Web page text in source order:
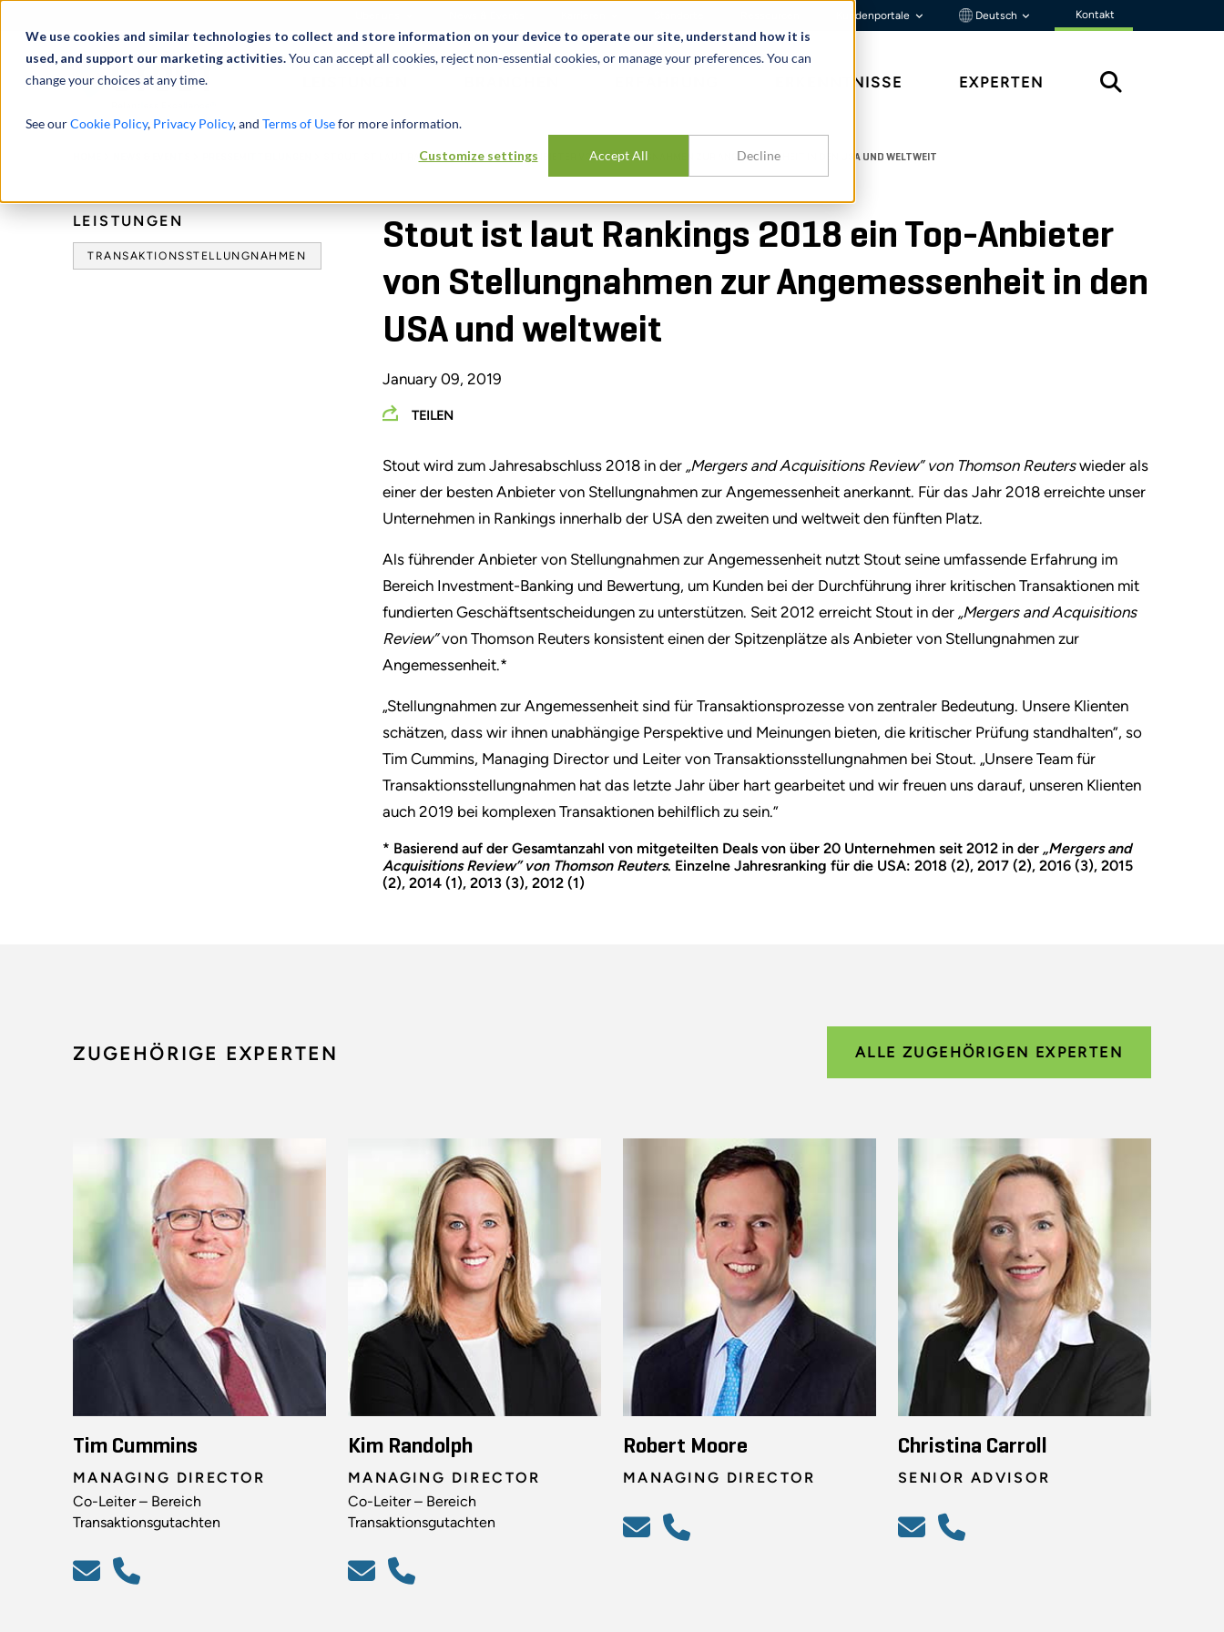
We use cookies and similar technologies to collect and store information on your device to operate our site, understand how it is
used, and support our marketing activities.You can accept all cookies, reject non-essential cookies, or manage your preferences. You can
change your choices at any time.
See ourCookie Policy, Privacy Policy, and Terms of Usefor more information.
Customize settings Accept All Decline
Kundenportale Deutsch Kontakt
ERKENNTNISSE EXPERTEN
STOUT IST LAUT RANKINGS 2018 EIN TOP-ANBIETER VON STELLUNGNAHMEN ZUR ANGEMESSENHEIT IN DEN USA UND WELTWEIT
LEISTUNGEN
TRANSAKTIONSSTELLUNGNAHMEN
Stout ist laut Rankings 2018 ein Top-Anbieter
von Stellungnahmen zur Angemessenheit in den
USA und weltweit
January 09, 2019
TEILEN
Stout wird zum Jahresabschluss 2018 in der „Mergers and Acquisitions Review” von Thomson Reuterswieder als
einer der besten Anbieter von Stellungnahmen zur Angemessenheit anerkannt. Für das Jahr 2018 erreichte unser
Unternehmen in Rankings innerhalb der USA den zweiten und weltweit den fünften Platz.
Als führender Anbieter von Stellungnahmen zur Angemessenheit nutzt Stout seine umfassende Erfahrung im
Bereich Investment-Banking und Bewertung, um Kunden bei der Durchführung ihrer kritischen Transaktionen mit
fundierten Geschäftsentscheidungen zu unterstützen. Seit 2012 erreicht Stout in der „Mergers and Acquisitions
Review”von Thomson Reuters konsistent einen der Spitzenplätze als Anbieter von Stellungnahmen zur
Angemessenheit.*
„Stellungnahmen zur Angemessenheit sind für Transaktionsprozesse von zentraler Bedeutung. Unsere Klienten
schätzen, dass wir ihnen unabhängige Perspektive und Meinungen bieten, die kritischer Prüfung standhalten”, so
Tim Cummins, Managing Director und Leiter von Transaktionsstellungnahmen bei Stout. „Unsere Team für
Transaktionsstellungnahmen hat das letzte Jahr über hart gearbeitet und wir freuen uns darauf, unseren Klienten
auch 2019 bei komplexen Transaktionen behilflich zu sein.”
* Basierend auf der Gesamtanzahl von mitgeteilten Deals von über 20 Unternehmen seit 2012 in der „Mergers and
Acquisitions Review” von Thomson Reuters. Einzelne Jahresranking für die USA: 2018 (2), 2017 (2), 2016 (3), 2015
(2), 2014 (1), 2013 (3), 2012 (1)
ZUGEHÖRIGE EXPERTEN ALLE ZUGEHÖRIGEN EXPERTEN
Tim Cummins
MANAGING DIRECTOR
Co-Leiter – Bereich
Transaktionsgutachten
Kim Randolph
MANAGING DIRECTOR
Co-Leiter – Bereich
Transaktionsgutachten
Robert Moore
MANAGING DIRECTOR
Christina Carroll
SENIOR ADVISOR